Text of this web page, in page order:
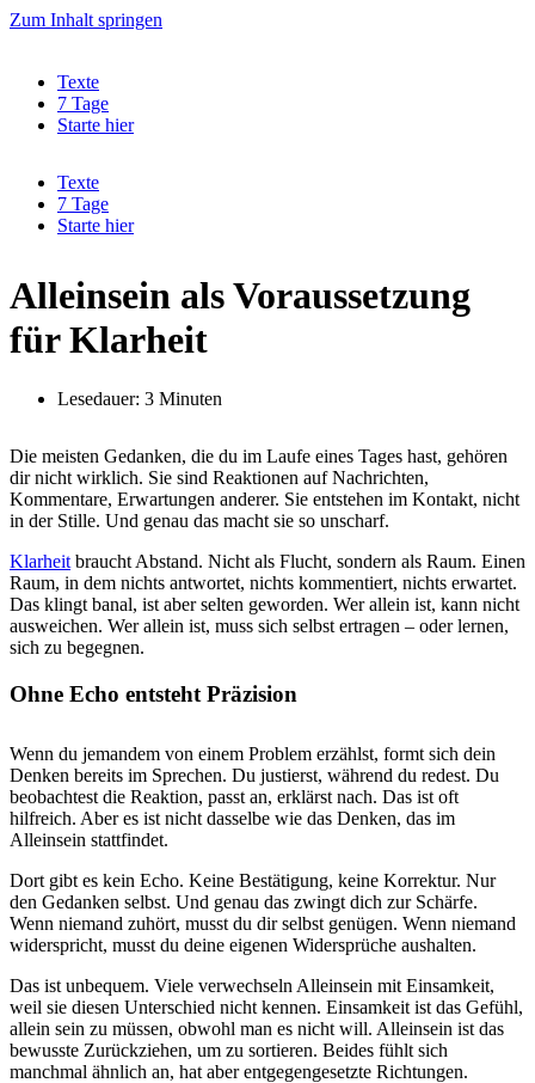
Zum Inhalt springen
Texte
7 Tage
Starte hier
Texte
7 Tage
Starte hier
Alleinsein als Voraussetzung
für Klarheit
Lesedauer: 3 Minuten
Die meisten Gedanken, die du im Laufe eines Tages hast, gehören
dir nicht wirklich. Sie sind Reaktionen auf Nachrichten,
Kommentare, Erwartungen anderer. Sie entstehen im Kontakt, nicht
in der Stille. Und genau das macht sie so unscharf.
Klarheit braucht Abstand. Nicht als Flucht, sondern als Raum. Einen
Raum, in dem nichts antwortet, nichts kommentiert, nichts erwartet.
Das klingt banal, ist aber selten geworden. Wer allein ist, kann nicht
ausweichen. Wer allein ist, muss sich selbst ertragen – oder lernen,
sich zu begegnen.
Ohne Echo entsteht Präzision
Wenn du jemandem von einem Problem erzählst, formt sich dein
Denken bereits im Sprechen. Du justierst, während du redest. Du
beobachtest die Reaktion, passt an, erklärst nach. Das ist oft
hilfreich. Aber es ist nicht dasselbe wie das Denken, das im
Alleinsein stattfindet.
Dort gibt es kein Echo. Keine Bestätigung, keine Korrektur. Nur
den Gedanken selbst. Und genau das zwingt dich zur Schärfe.
Wenn niemand zuhört, musst du dir selbst genügen. Wenn niemand
widerspricht, musst du deine eigenen Widersprüche aushalten.
Das ist unbequem. Viele verwechseln Alleinsein mit Einsamkeit,
weil sie diesen Unterschied nicht kennen. Einsamkeit ist das Gefühl,
allein sein zu müssen, obwohl man es nicht will. Alleinsein ist das
bewusste Zurückziehen, um zu sortieren. Beides fühlt sich
manchmal ähnlich an, hat aber entgegengesetzte Richtungen.